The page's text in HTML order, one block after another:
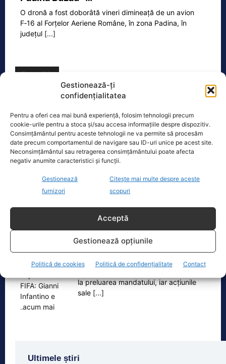
Gestionează-ți
confidențialitatea
Pentru a oferi cea mai bună experiență, folosim tehnologii precum
cookie-urile pentru a stoca și/sau accesa informațiile despre dispozitiv.
Consimțământul pentru aceste tehnologii ne va permite să procesăm
date precum comportamentul de navigare sau ID-uri unice pe acest site.
Neconsimțământul sau retragerea consimțământului poate afecta
negativ anumite caracteristici și funcții.
Gestionează
furnizori
Citește mai multe despre aceste
scopuri
Acceptă
Gestionează opțiunile
Politică de cookies Politică de confidențialitate Contact
O dronă a fost doborâtă vineri dimineață de un avion
F‑16 al Forțelor Aeriene Române, în zona Padina, în
județul [...]
Ecopolitic
Ingrid Mocanu: „Ce vă spuneam? Modelul
„Ce vă spuneam? Modelul românesc
se va generaliza! Nu îți place cine a
câștigat alegerile? Nu iese Macron și ai
[...]
Situație explozivă la FIFA: Gianni Infantino e „acum mai
Gianni Infantino, președinte al FIFA din
la preluarea mandatului, iar acțiunile
sale [...]
Ultimele știri